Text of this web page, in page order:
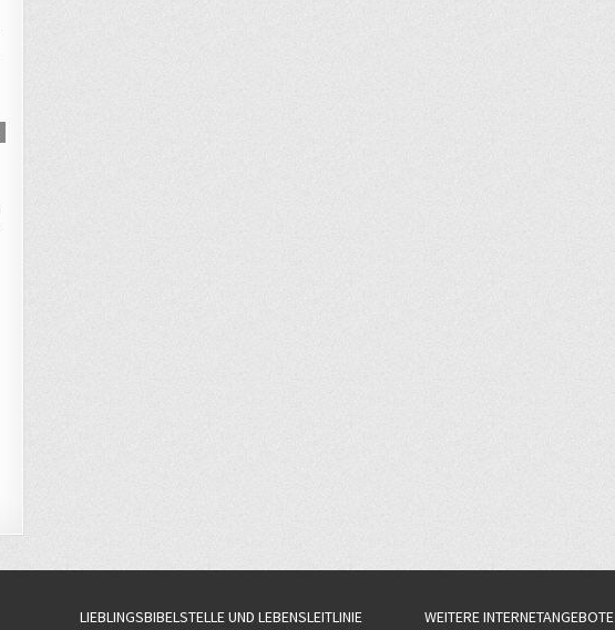
LIEBLINGSBIBELSTELLE UND LEBENSLEITLINIE WEITERE INTERNETANGEBOTE